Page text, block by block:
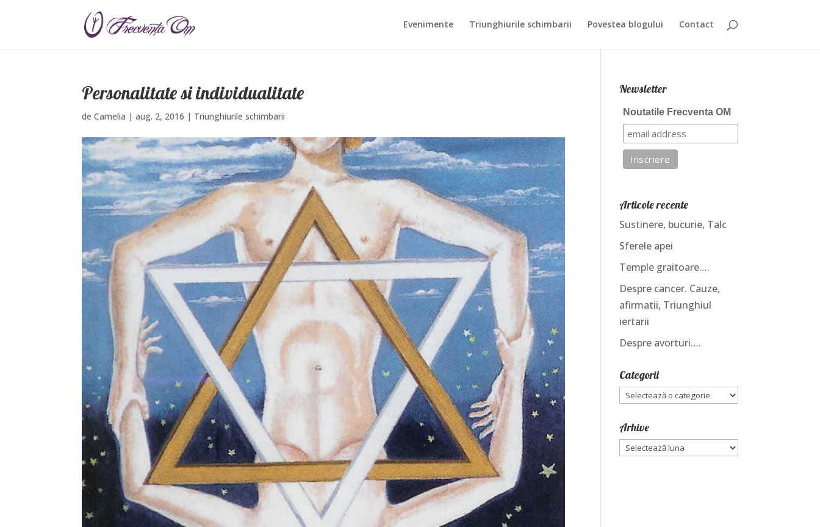
Evenimente Triunghiurile schimbarii Povestea blogului Contact
Personalitate si individualitate
deCamelia |aug. 2, 2016 | Triunghiurile schimbarii
Newsletter
Noutatile Frecventa OM
Articole recente
Sustinere, bucurie, Talc
Sferele apei
Temple graitoare….
Despre cancer. Cauze,
afirmatii, Triunghiul
iertarii
Despre avorturi….
Categorii
Categorii
Arhive
Arhive